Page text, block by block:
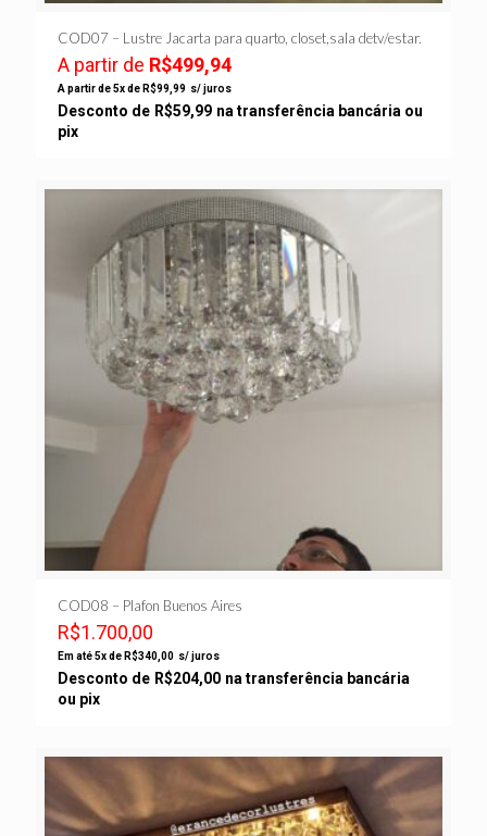
COD07 – Lustre Jacarta para quarto, closet,sala detv/estar.
A partir de R$499,94
A partir de 5x de R$99,99 s/ juros
Desconto de R$59,99 na transferência bancária ou
pix
COD08 – Plafon Buenos Aires
R$1.700,00
Em até 5x de R$340,00 s/ juros
Desconto de R$204,00 na transferência bancária
ou pix